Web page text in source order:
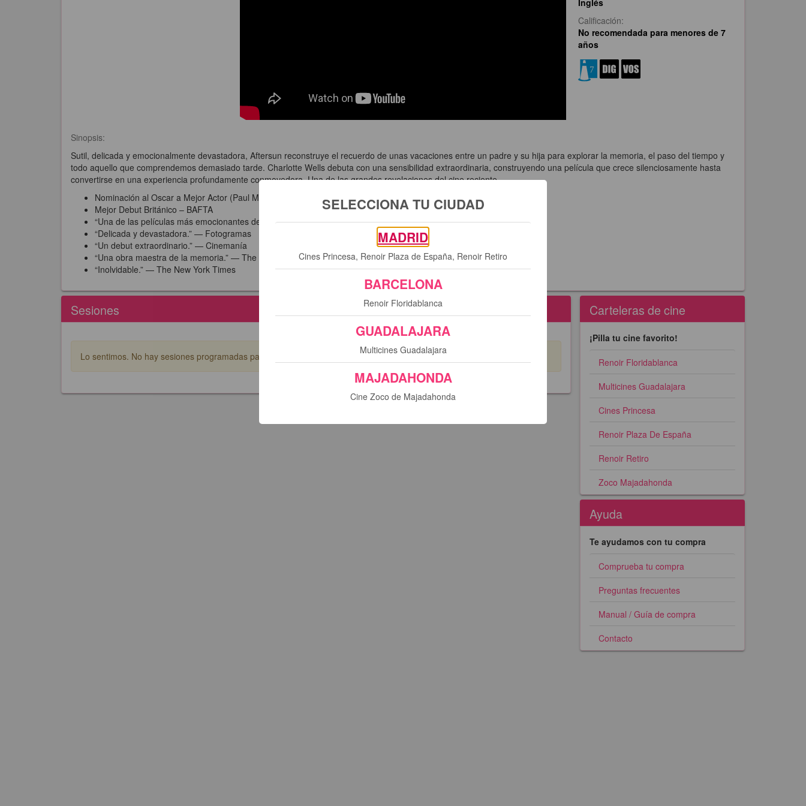
Calificación:
No recomendada para menores de 7
años
Sinopsis:
Sutil, delicada y emocionalmente devastadora, Aftersun reconstruye el recuerdo de unas vacaciones entre un padre y su hija para explorar la memoria, el paso del tiempo y
todo aquello que comprendemos demasiado tarde. Charlotte Wells debuta con una sensibilidad extraordinaria, construyendo una película que crece silenciosamente hasta
convertirse en una experiencia profundamente conmovedora. Una de las grandes revelaciones del cine reciente.
Nominación al Oscar a Mejor Actor (Paul Mescal)
Mejor Debut Británico – BAFTA
“Una de las películas más emocionantes de la década.” — El País
“Delicada y devastadora.” — Fotogramas
“Un debut extraordinario.” — Cinemanía
“Una obra maestra de la memoria.” — The Guardian
“Inolvidable.” — The New York Times
Sesiones
Lo sentimos. No hay sesiones programadas para esta película.
Carteleras de cine
¡Pilla tu cine favorito!
Renoir Floridablanca
Multicines Guadalajara
Cines Princesa
Renoir Plaza De España
Renoir Retiro
Zoco Majadahonda
Ayuda
Te ayudamos con tu compra
Comprueba tu compra
Preguntas frecuentes
Manual / Guía de compra
Contacto
SELECCIONA TU CIUDAD
MADRID
Cines Princesa, Renoir Plaza de España, Renoir Retiro
BARCELONA
Renoir Floridablanca
GUADALAJARA
Multicines Guadalajara
MAJADAHONDA
Cine Zoco de Majadahonda